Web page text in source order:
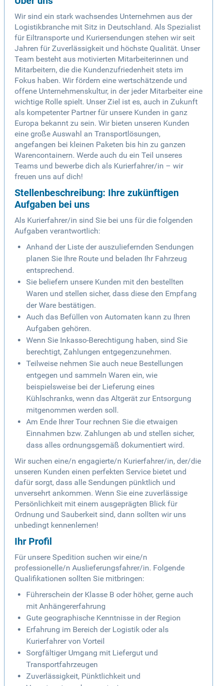
Wir sind ein stark wachsendes Unternehmen aus der
Logistikbranche mit Sitz in Deutschland. Als Spezialist
für Eiltransporte und Kuriersendungen stehen wir seit
Jahren für Zuverlässigkeit und höchste Qualität. Unser
Team besteht aus motivierten Mitarbeiterinnen und
Mitarbeitern, die die Kundenzufriedenheit stets im
Fokus haben. Wir fördern eine wertschätzende und
offene Unternehmenskultur, in der jeder Mitarbeiter eine
wichtige Rolle spielt. Unser Ziel ist es, auch in Zukunft
als kompetenter Partner für unsere Kunden in ganz
Europa bekannt zu sein. Wir bieten unseren Kunden
eine große Auswahl an Transportlösungen,
angefangen bei kleinen Paketen bis hin zu ganzen
Warencontainern. Werde auch du ein Teil unseres
Teams und bewerbe dich als Kurierfahrer/in – wir
freuen uns auf dich!
Stellenbeschreibung: Ihre zukünftigen
Aufgaben bei uns
Als Kurierfahrer/in sind Sie bei uns für die folgenden
Aufgaben verantwortlich:
Anhand der Liste der auszuliefernden Sendungen
planen Sie Ihre Route und beladen Ihr Fahrzeug
entsprechend.
Sie beliefern unsere Kunden mit den bestellten
Waren und stellen sicher, dass diese den Empfang
der Ware bestätigen.
Auch das Befüllen von Automaten kann zu Ihren
Aufgaben gehören.
Wenn Sie Inkasso-Berechtigung haben, sind Sie
berechtigt, Zahlungen entgegenzunehmen.
Teilweise nehmen Sie auch neue Bestellungen
entgegen und sammeln Waren ein, wie
beispielsweise bei der Lieferung eines
Kühlschranks, wenn das Altgerät zur Entsorgung
mitgenommen werden soll.
Am Ende Ihrer Tour rechnen Sie die etwaigen
Einnahmen bzw. Zahlungen ab und stellen sicher,
dass alles ordnungsgemäß dokumentiert wird.
Wir suchen eine/n engagierte/n Kurierfahrer/in, der/die
unseren Kunden einen perfekten Service bietet und
dafür sorgt, dass alle Sendungen pünktlich und
unversehrt ankommen. Wenn Sie eine zuverlässige
Persönlichkeit mit einem ausgeprägten Blick für
Ordnung und Sauberkeit sind, dann sollten wir uns
unbedingt kennenlernen!
Ihr Profil
Für unsere Spedition suchen wir eine/n
professionelle/n Auslieferungsfahrer/in. Folgende
Qualifikationen sollten Sie mitbringen:
Führerschein der Klasse B oder höher, gerne auch
mit Anhängererfahrung
Gute geographische Kenntnisse in der Region
Erfahrung im Bereich der Logistik oder als
Kurierfahrer von Vorteil
Sorgfältiger Umgang mit Liefergut und
Transportfahrzeugen
Zuverlässigkeit, Pünktlichkeit und